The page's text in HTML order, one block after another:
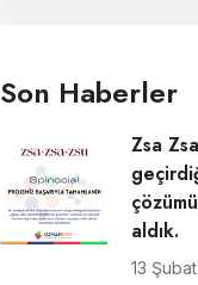
Son Haberler
Zsa
aldık.
13